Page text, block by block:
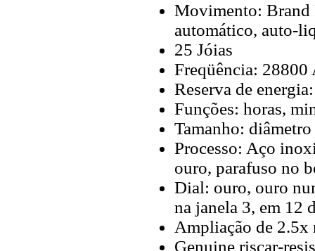
Movimento: Brand
automático, auto-
25 Jóias
Freqüência: 28800
Reserva de
Funções: horas,
Tamanho:
Processo: Aço
ouro, parafuso no
Dial: ouro, ouro
na janela 3, em 12
Ampliação de 2.5x
Genuine riscar-